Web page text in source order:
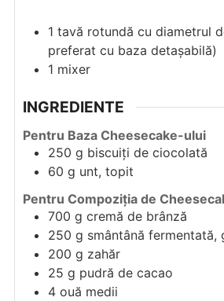
1 tavă rotundă cu diametrul
preferat cu baza detașabilă)
1 mixer
INGREDIENTE
Pentru Baza Cheesecake-ului
250 g biscuiți de ciocolată
60 g unt, topit
Pentru Compoziția de
700 g cremă de brânză
250 g smântână fermentată,
200 g zahăr
25 g pudră de cacao
4 ouă medii